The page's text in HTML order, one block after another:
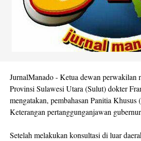
JurnalManado - Ketua dewan perwakilan
Provinsi Sulawesi Utara (Sulut) dokter
mengatakan, pembahasan Panitia Khusus
Keterangan pertanggunganjawan
Setelah melakukan konsultasi di luar